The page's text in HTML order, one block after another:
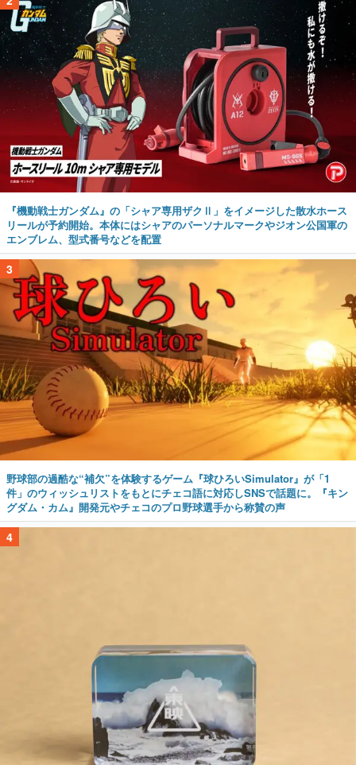
『機動戦士ガンダム』の「シャア専用ザクⅡ」をイメージした散水ホース
リールが予約開始。本体にはシャアのパーソナルマークやジオン公国軍の
エンブレム、型式番号などを配置
3
野球部の過酷な“補欠”を体験するゲーム『球ひろいSimulator』が「1
件」のウィッシュリストをもとにチェコ語に対応しSNSで話題に。『キン
グダム・カム』開発元やチェコのプロ野球選手から称賛の声
4